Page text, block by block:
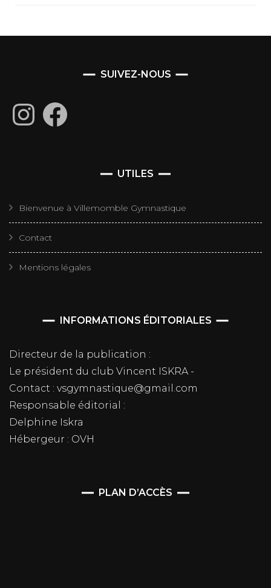
SUIVEZ-NOUS
InstagramFacebook
UTILES
Bienvenue à Villemomble Gymnastique
Contact
Mentions légales
INFORMATIONS ÉDITORIALES
Directeur de la publication :
Le président du club Vincent ISKRA -
Contact : vsgymnastique@gmail.com
Responsable éditorial :
Delphine Iskra
Hébergeur : OVH
PLAN D’ACCÈS